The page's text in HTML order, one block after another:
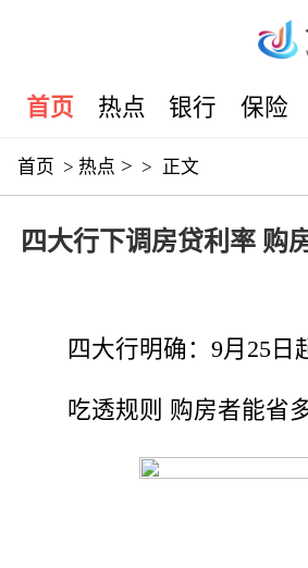
首页 热点 银行 保险
首页 > 热点 > > 正文
四大行下调房贷利率 购
四大行明确：9月25
吃透规则 购房者能省